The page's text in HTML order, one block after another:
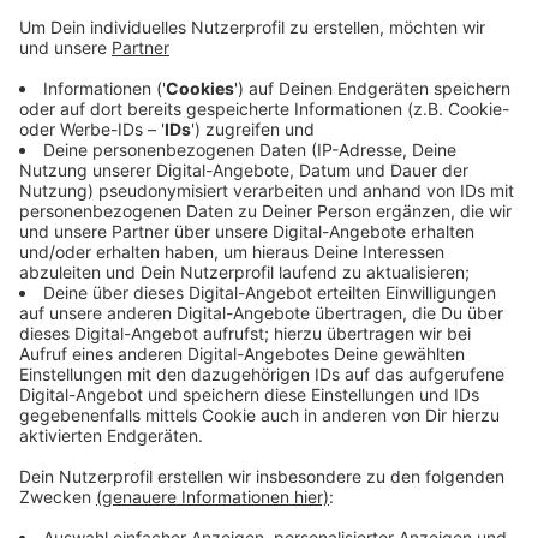
Brandexperten der Polizei haben heute ihr Ergebnis
vorgestellt. Das Feuer war am Mittwoch vor einer
Woche im Obergeschoss des Hauses ausgebrochen.
Die Experten sicherten Spuren. Unter anderem
schlugen Unbekannte die Glasscheibe einer Tür ein, um
einzusteigen. Menschen wurden nicht verletzt, der
Schaden, den das Feuer angerichtete, ist groß. Jetzt
hofft die Polizei auf Zeugen, die möglicherweise
verdächtige Menschen an dem Haus an der
Seppenrader Straße beobachtet haben. In dem Haus
ist ein Ofenbetrieb untergebracht.
Anzeige